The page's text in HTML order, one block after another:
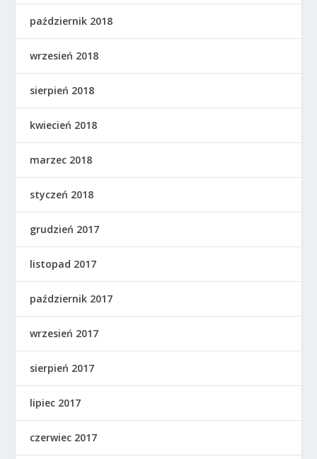
październik 2018
wrzesień 2018
sierpień 2018
kwiecień 2018
marzec 2018
styczeń 2018
grudzień 2017
listopad 2017
październik 2017
wrzesień 2017
sierpień 2017
lipiec 2017
czerwiec 2017